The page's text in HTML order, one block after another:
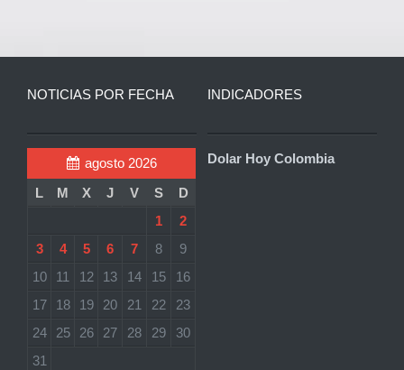
NOTICIAS POR FECHA
agosto 2026
L
M X J V S
D
1
2
3
4 5 6 7 8
9
10
11 12 13 14 15
16
17
18 19 20 21 22
23
24
25 26 27 28 29
30
31
INDICADORES
Dolar Hoy Colombia